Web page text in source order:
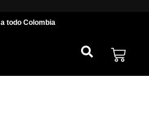
a todo Colombia